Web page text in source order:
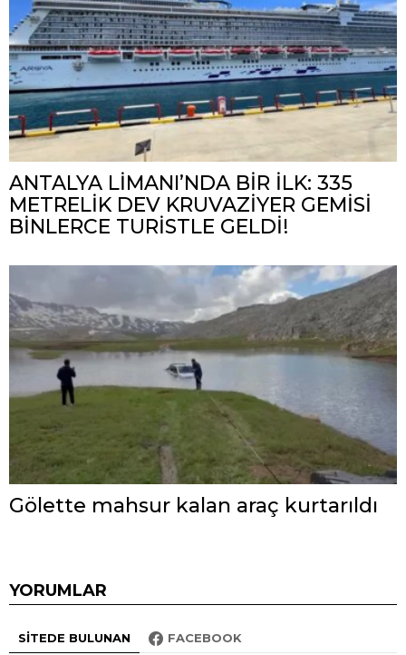
ANTALYA LİMANI’NDA BİR İLK: 335
METRELİK DEV KRUVAZİYER GEMİSİ
BİNLERCE TURİSTLE GELDİ!
Gölette mahsur kalan araç kurtarıldı
YORUMLAR
SITEDE BULUNAN FACEBOOK